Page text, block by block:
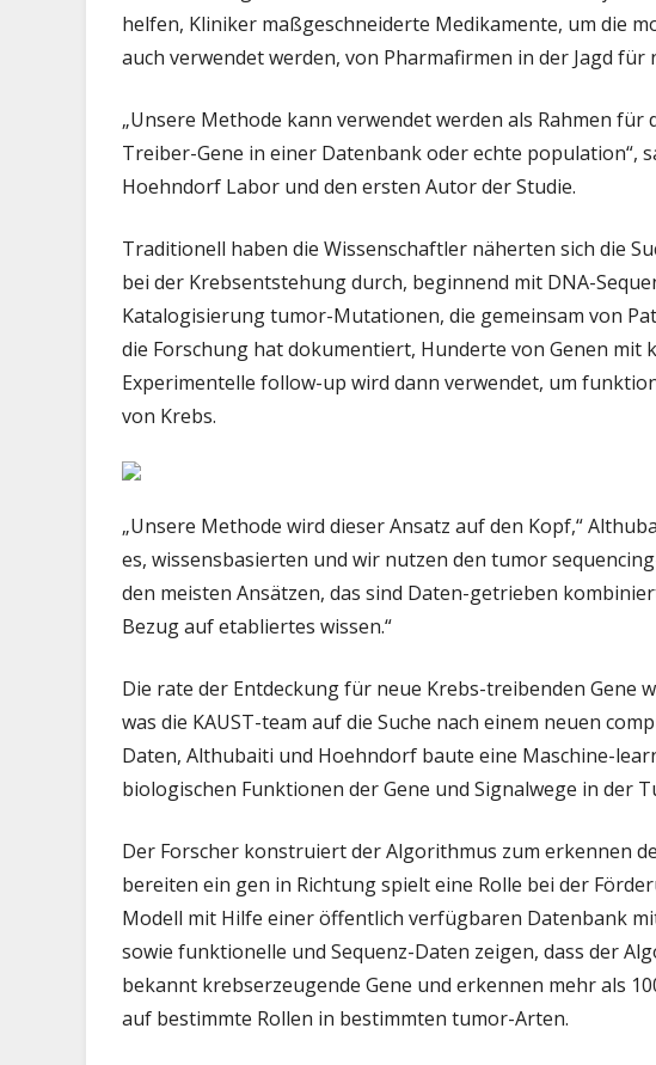
helfen, Kliniker maßgeschneiderte Medikamente, um die
auch verwendet werden, von Pharmafirmen in der Jagd für
„Unsere Methode kann verwendet werden als Rahmen
Treiber-Gene in einer Datenbank oder echte population“,
Hoehndorf Labor und den ersten Autor der Studie.
Traditionell haben die Wissenschaftler näherten sich die
bei der Krebsentstehung durch, beginnend mit DNA-
Katalogisierung tumor-Mutationen, die gemeinsam von
die Forschung hat dokumentiert, Hunderte von Genen
Experimentelle follow-up wird dann verwendet, um
von Krebs.
„Unsere Methode wird dieser Ansatz auf den Kopf,“
es, wissensbasierten und wir nutzen den tumor
den meisten Ansätzen, das sind Daten-getrieben
Bezug auf etabliertes wissen.“
Die rate der Entdeckung für neue Krebs-treibenden Gene
was die KAUST-team auf die Suche nach einem neuen
Daten, Althubaiti und Hoehndorf baute eine Maschine-
biologischen Funktionen der Gene und Signalwege in der
Der Forscher konstruiert der Algorithmus zum erkennen
bereiten ein gen in Richtung spielt eine Rolle bei der
Modell mit Hilfe einer öffentlich verfügbaren Datenbank
sowie funktionelle und Sequenz-Daten zeigen, dass der
bekannt krebserzeugende Gene und erkennen mehr als
auf bestimmte Rollen in bestimmten tumor-Arten.